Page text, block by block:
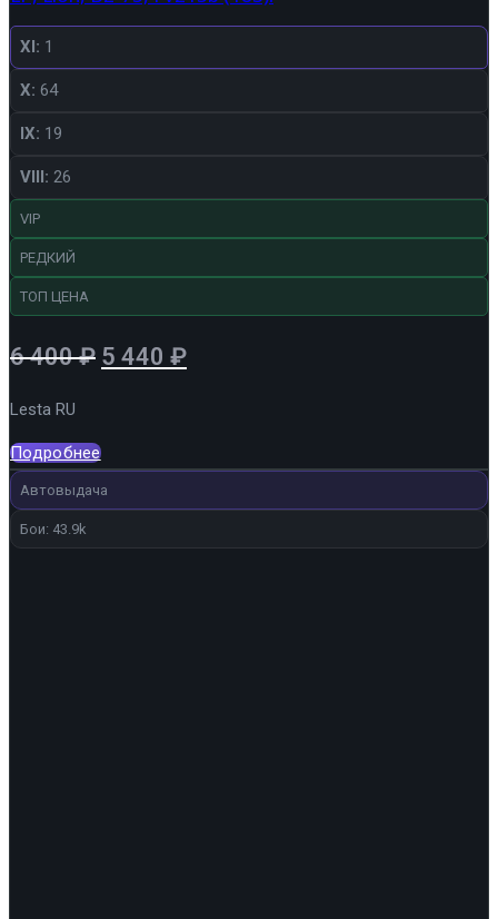
XI: 1
X: 64
IX: 19
VIII: 26
VIP
РЕДКИЙ
ТОП ЦЕНА
6 400₽ Первоначальная
6
400 ₽.
5 440 ₽Текущая
Lesta RU
Подробнее
Автовыдача
Бои: 43.9k